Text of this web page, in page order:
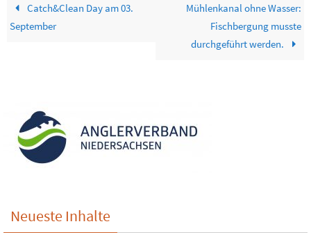
Catch&Clean Day am 03.
September
Mühlenkanal ohne Wasser:
Fischbergung musste
durchgeführt werden.
Neueste Inhalte